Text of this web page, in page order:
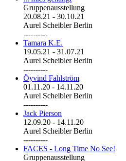
Gruppenausstellung
20.08.21 - 30.10.21
Aurel Scheibler Berlin
----------
Tamara K.E.
19.05.21 - 31.07.21
Aurel Scheibler Berlin
----------
Öyvind Fahlström
01.11.20 - 14.11.20
Aurel Scheibler Berlin
----------
Jack Pierson
12.09.20 - 14.11.20
Aurel Scheibler Berlin
----------
FACES - Long Time No See!
Gruppenausstellung